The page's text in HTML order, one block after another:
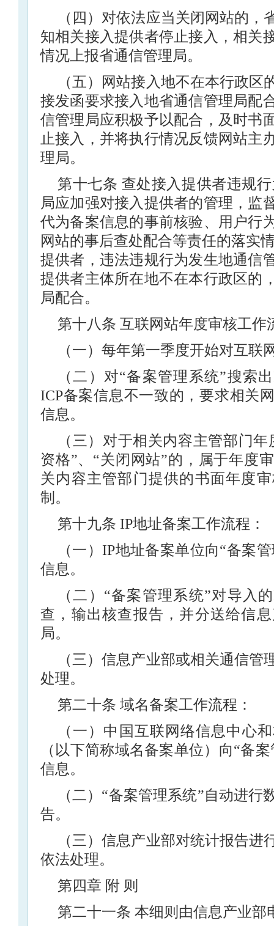
（四）对依法应当关闭网站的，
知相关接入提供者停止接入，相关
情况上报省通信管理局。
（五）网站接入地不在本行政区
接发函要求接入地省通信管理局配
信管理局应积极予以配合，及时书
止接入，并将执行情况反馈网站主
理局。
第十七条 查处接入提供者违规
局应加强对接入提供者的管理，监
代为备案信息的事前核验、用户行
网站的事后查处配合等责任的落实
提供者，违法违规行为发生地通信
提供者主体所在地不在本行政区的
局配合。
第十八条 互联网站年度审核工作
（一）每年第一季度开始对互联
（二）对“备案管理系统”搜索
ICP备案信息不一致的，要求相关
信息。
（三）对于相关内容主管部门
资格”、“关闭网站”的，属于年度
关内容主管部门提供的书面年度
制。
第十九条 IP地址备案工作流程：
（一）IP地址备案单位向“备案
信息。
（二）“备案管理系统”对导入
查，输出核查报告，并分送给信
局。
（三）信息产业部或相关通信管
处理。
第二十条 域名备案工作流程：
（一）中国互联网络信息中心
（以下简称域名备案单位）向“备
信息。
（二）“备案管理系统”自动进
告。
（三）信息产业部对统计报告进
依法处理。
第四章 附 则
第二十一条 本细则由信息产业部